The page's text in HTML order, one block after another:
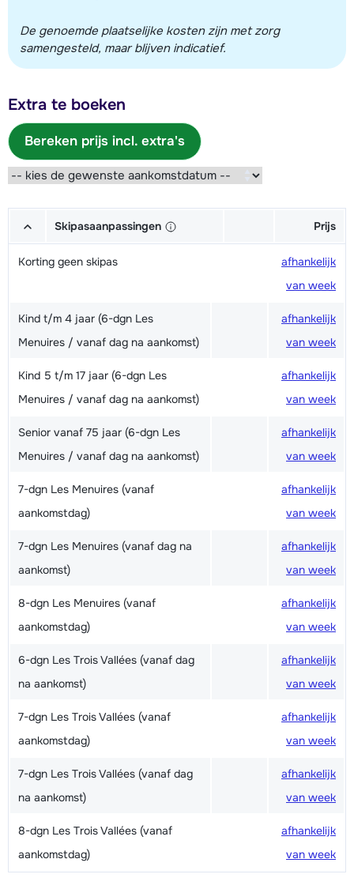
De genoemde plaatselijke kosten zijn met zorg
samengesteld, maar blijven indicatief.
Extra te boeken
Bereken prijs incl. extra's
Skipasaanpassingen Prijs
Korting geen skipas
afhankelijk
van week
Kind t/m 4 jaar (6-dgn Les
Menuires / vanaf dag na aankomst)
afhankelijk
van week
Kind 5 t/m 17 jaar (6-dgn Les
Menuires / vanaf dag na aankomst)
afhankelijk
van week
Senior vanaf 75 jaar (6-dgn Les
Menuires / vanaf dag na aankomst)
afhankelijk
van week
7-dgn Les Menuires (vanaf
aankomstdag)
afhankelijk
van week
7-dgn Les Menuires (vanaf dag na
aankomst)
afhankelijk
van week
8-dgn Les Menuires (vanaf
aankomstdag)
afhankelijk
van week
6-dgn Les Trois Vallées (vanaf dag
na aankomst)
afhankelijk
van week
7-dgn Les Trois Vallées (vanaf
aankomstdag)
afhankelijk
van week
7-dgn Les Trois Vallées (vanaf dag
na aankomst)
afhankelijk
van week
8-dgn Les Trois Vallées (vanaf
aankomstdag)
afhankelijk
van week